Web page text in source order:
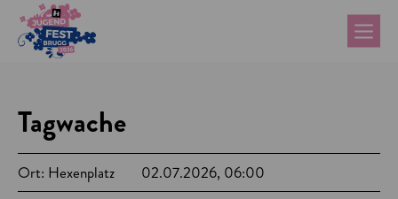
Tagwache
02.07.2026, 06:00
Ort: Hexenplatz